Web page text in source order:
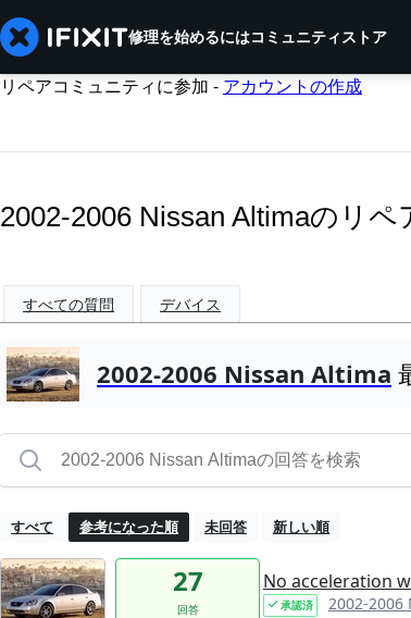
修理を始めるにはコミュニティストア
リペアコミュニティに参加 - アカウントの作成
2002-2006 Nissan Altimaのリペ
すべての質問 デバイス
2002-2006 Nissan Altima
すべて 参考になった順 未回答 新しい順
27
回答
No acceleration
承認済 2002-2006